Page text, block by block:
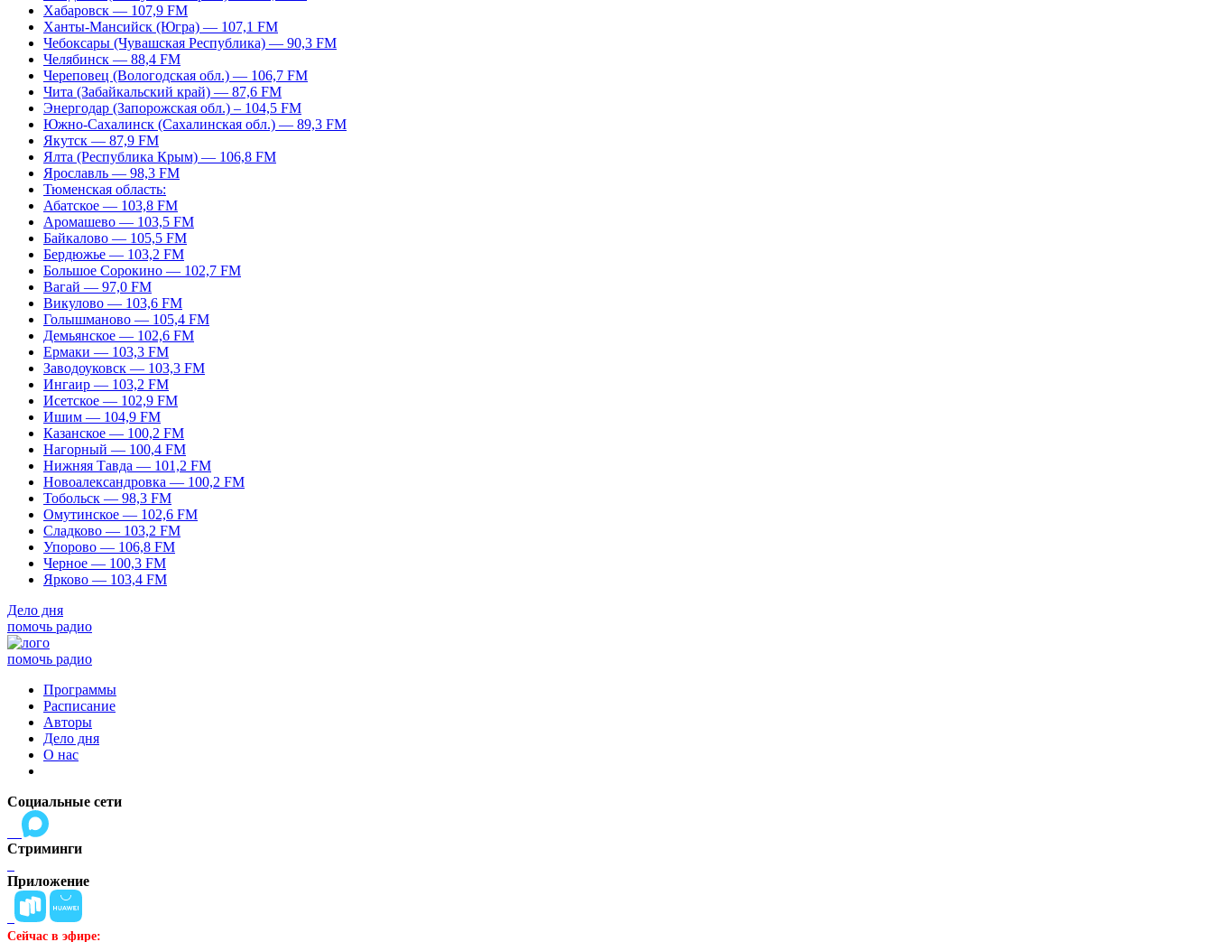
Хабаровск — 107,9 FM
Ханты-Мансийск (Югра) — 107,1 FM
Чебоксары (Чувашская Республика) — 90,3 FM
Челябинск — 88,4 FM
Череповец (Вологодская обл.) — 106,7 FM
Чита (Забайкальский край) — 87,6 FM
Энергодар (Запорожская обл.) – 104,5 FM
Южно-Сахалинск (Сахалинская обл.) — 89,3 FM
Якутск — 87,9 FM
Ялта (Республика Крым) — 106,8 FM
Ярославль — 98,3 FM
Тюменская область:
Абатское — 103,8 FM
Аромашево — 103,5 FM
Байкалово — 105,5 FM
Бердюжье — 103,2 FM
Большое Сорокино — 102,7 FM
Вагай — 97,0 FM
Викулово — 103,6 FM
Голышманово — 105,4 FM
Демьянское — 102,6 FM
Ермаки — 103,3 FM
Заводоуковск — 103,3 FM
Ингаир — 103,2 FM
Исетское — 102,9 FM
Ишим — 104,9 FM
Казанское — 100,2 FM
Нагорный — 100,4 FM
Нижняя Тавда — 101,2 FM
Новоалександровка — 100,2 FM
Тобольск — 98,3 FM
Омутинское — 102,6 FM
Сладково — 103,2 FM
Упорово — 106,8 FM
Черное — 100,3 FM
Ярково — 103,4 FM
Дело дня
помочь радио
помочь радио
Программы
Расписание
Авторы
Дело дня
О нас
Социальные сети
Стриминги
Приложение
Сейчас в эфире: